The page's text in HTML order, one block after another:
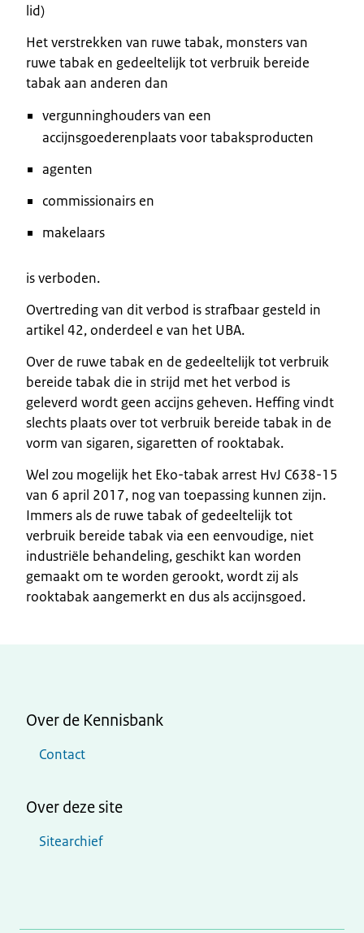
lid)
Het verstrekken van ruwe tabak, monsters van
ruwe tabak en gedeeltelijk tot verbruik bereide
tabak aan anderen dan
vergunninghouders van een
accijnsgoederenplaats voor tabaksproducten
agenten
commissionairs en
makelaars
is verboden.
Overtreding van dit verbod is strafbaar gesteld in
artikel 42, onderdeel e van het UBA.
Over de ruwe tabak en de gedeeltelijk tot verbruik
bereide tabak die in strijd met het verbod is
geleverd wordt geen accijns geheven. Heffing vindt
slechts plaats over tot verbruik bereide tabak in de
vorm van sigaren, sigaretten of rooktabak.
Wel zou mogelijk het Eko-tabak arrest HvJ C638-15
van 6 april 2017, nog van toepassing kunnen zijn.
Immers als de ruwe tabak of gedeeltelijk tot
verbruik bereide tabak via een eenvoudige, niet
industriële behandeling, geschikt kan worden
gemaakt om te worden gerookt, wordt zij als
rooktabak aangemerkt en dus als accijnsgoed.
Over de Kennisbank
Contact
Over deze site
Sitearchief